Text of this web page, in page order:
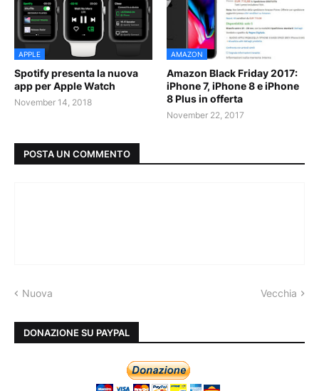
APPLE
Spotify presenta la nuova
app per Apple Watch
November 14, 2018
AMAZON
Amazon Black Friday 2017:
iPhone 7, iPhone 8 e iPhone
8 Plus in offerta
November 22, 2017
POSTA UN COMMENTO
Nuova Vecchia
DONAZIONE SU PAYPAL